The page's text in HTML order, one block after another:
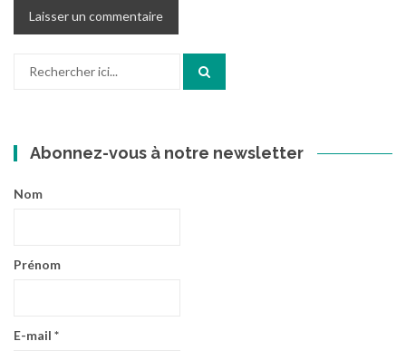
Abonnez-vous à notre newsletter
Nom
Prénom
E-mail *